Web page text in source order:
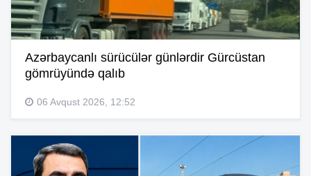
Azərbaycanlı sürücülər günlərdir Gürcüstan
gömrüyündə qalıb
06 Avqust 2026, 12:52